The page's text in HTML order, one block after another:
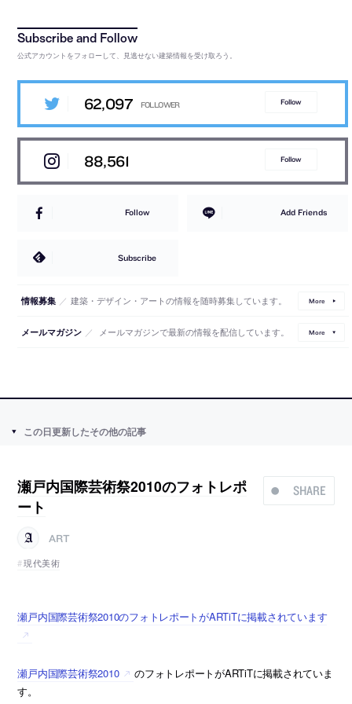
公式アカウントをフォローして、見逃せない建築情報を受け取ろう。
62,097 Follow
88,561 Follow
Follow Add Friends
Subscribe
情報募集 ／ 建築・デザイン・アートの情報を随時募集しています。 More
メールマガジン ／ メールマガジンで最新の情報を配信しています。 More
この日更新したその他の記事
SHARE
瀬戸内国際芸術祭2010のフォトレポ
ート
ART
現代美術
瀬戸内国際芸術祭2010のフォトレポートがARTiTに掲載されています
瀬戸内国際芸術祭2010
のフォトレポートがARTiTに掲載されていま
す。